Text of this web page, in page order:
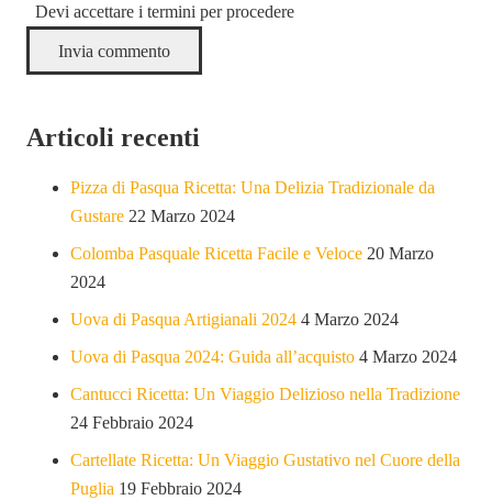
Devi accettare i termini per procedere
Invia commento
Articoli recenti
Pizza di Pasqua Ricetta: Una Delizia Tradizionale da
Gustare 22 Marzo 2024
Colomba Pasquale Ricetta Facile e Veloce 20 Marzo
2024
Uova di Pasqua Artigianali 2024 4 Marzo 2024
Uova di Pasqua 2024: Guida all’acquisto 4 Marzo 2024
Cantucci Ricetta: Un Viaggio Delizioso nella Tradizione
24 Febbraio 2024
Cartellate Ricetta: Un Viaggio Gustativo nel Cuore della
Puglia 19 Febbraio 2024